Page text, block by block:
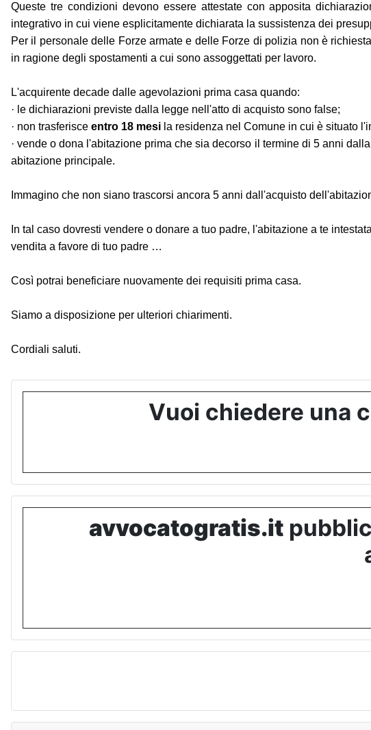
Queste tre condizioni devono essere attestate con apposita
integrativo in cui viene esplicitamente dichiarata la sussistenza dei
Per il personale delle Forze armate e delle Forze di polizia non è
in ragione degli spostamenti a cui sono assoggettati per lavoro.
L'acquirente decade dalle agevolazioni prima casa quando:
· le dichiarazioni previste dalla legge nell'atto di acquisto sono false;
· non trasferisce entro 18 mesi la residenza nel Comune in cui è situato
· vende o dona l'abitazione prima che sia decorso il termine di 5 anni
abitazione principale.
Immagino che non siano trascorsi ancora 5 anni dall'acquisto
In tal caso dovresti vendere o donare a tuo padre, l'abitazione a te
vendita a favore di tuo padre …
Così potrai beneficiare nuovamente dei requisiti prima casa.
Siamo a disposizione per ulteriori chiarimenti.
Cordiali saluti.
Vuoi chiedere una
avvocatogratis.it